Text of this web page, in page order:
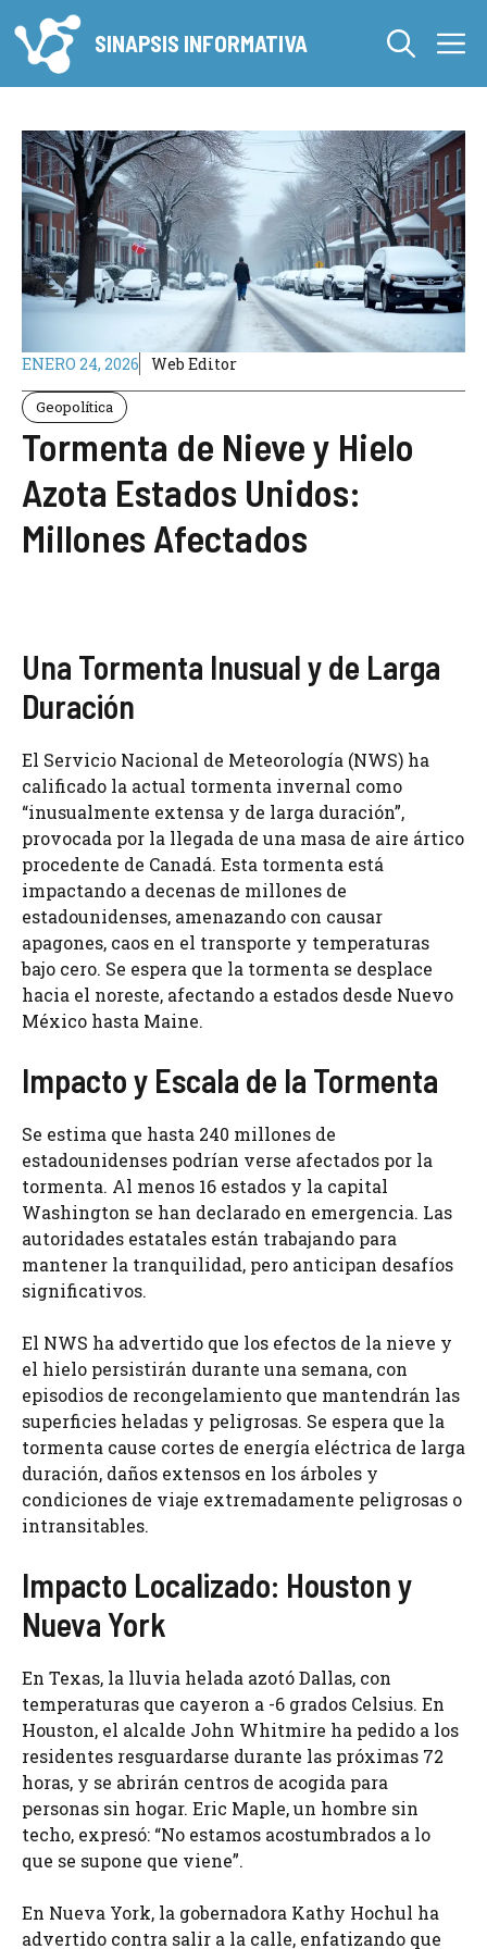
al
contenido
SINAPSIS INFORMATIVA
ENERO 24, 2026 Web Editor
Geopolítica
Tormenta de Nieve y Hielo
Azota Estados Unidos:
Millones Afectados
Una Tormenta Inusual y de Larga
Duración
El Servicio Nacional de Meteorología (NWS) ha
calificado la actual tormenta invernal como
“inusualmente extensa y de larga duración”,
provocada por la llegada de una masa de aire ártico
procedente de Canadá. Esta tormenta está
impactando a decenas de millones de
estadounidenses, amenazando con causar
apagones, caos en el transporte y temperaturas
bajo cero. Se espera que la tormenta se desplace
hacia el noreste, afectando a estados desde Nuevo
México hasta Maine.
Impacto y Escala de la Tormenta
Se estima que hasta 240 millones de
estadounidenses podrían verse afectados por la
tormenta. Al menos 16 estados y la capital
Washington se han declarado en emergencia. Las
autoridades estatales están trabajando para
mantener la tranquilidad, pero anticipan desafíos
significativos.
El NWS ha advertido que los efectos de la nieve y
el hielo persistirán durante una semana, con
episodios de recongelamiento que mantendrán las
superficies heladas y peligrosas. Se espera que la
tormenta cause cortes de energía eléctrica de larga
duración, daños extensos en los árboles y
condiciones de viaje extremadamente peligrosas o
intransitables.
Impacto Localizado: Houston y
Nueva York
En Texas, la lluvia helada azotó Dallas, con
temperaturas que cayeron a -6 grados Celsius. En
Houston, el alcalde John Whitmire ha pedido a los
residentes resguardarse durante las próximas 72
horas, y se abrirán centros de acogida para
personas sin hogar. Eric Maple, un hombre sin
techo, expresó: “No estamos acostumbrados a lo
que se supone que viene”.
En Nueva York, la gobernadora Kathy Hochul ha
advertido contra salir a la calle, enfatizando que